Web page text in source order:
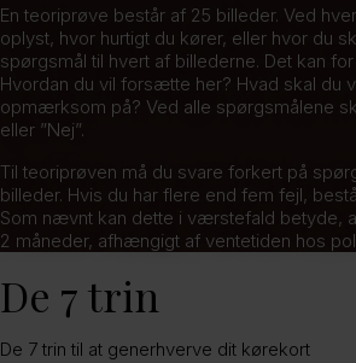
En teoriprøve består af 25 billeder. Ved
oplyst, hvor hurtigt du kører, eller hvor du
spørgsmål til hvert af billederne. Det kan
Hvordan du vil forsætte her? Hvad skal
opmærksom på? Ved alle spørgsmålene
eller ”Nej”.
Til teoriprøven må du svare forkert på
billeder. Hvis du har flere end fem fejl,
Som nævnt kan dette i værstefald betyde,
2 måneder, afhængigt af ventetiden hos
De 7 trin
De 7 trin til at generhverve dit kørekort